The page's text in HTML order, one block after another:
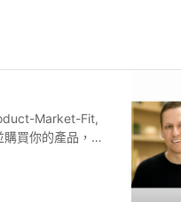
Market-Fit,
買你的產品，人
取客戶的興趣。